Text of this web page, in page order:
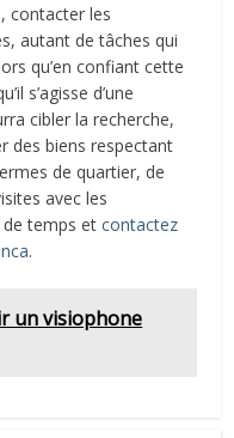
contacter les
autant de tâches qui
qu’en confiant cette
s’agisse d’une
cibler la recherche,
des biens respectant
de quartier, de
avec les
de temps etcontactez
.
un visiophone